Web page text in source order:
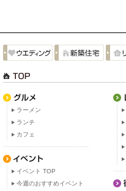
ラーメン
ランチ
カフェ
イベント TOP
今週のおすすめイベント